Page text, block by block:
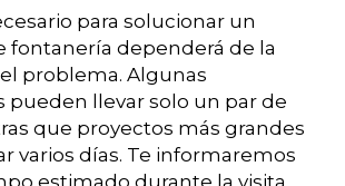
para solucionar un
fontanería dependerá de la
problema. Algunas
pueden llevar solo un par de
que proyectos más grandes
varios días. Te informaremos